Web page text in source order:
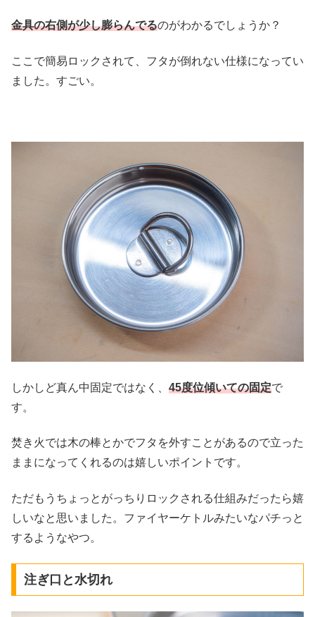
金具の右側が少し膨らんでるのがわかるでしょうか？
ここで簡易ロックされて、フタが倒れない仕様になってい
ました。すごい。
しかしど真ん中固定ではなく、 45度位傾いての固定で
す。
焚き火では木の棒とかでフタを外すことがあるので立った
ままになってくれるのは嬉しいポイントです。
ただもうちょっとがっちりロックされる仕組みだったら嬉
しいなと思いました。ファイヤーケトルみたいなパチっと
するようなやつ。
注ぎ口と水切れ